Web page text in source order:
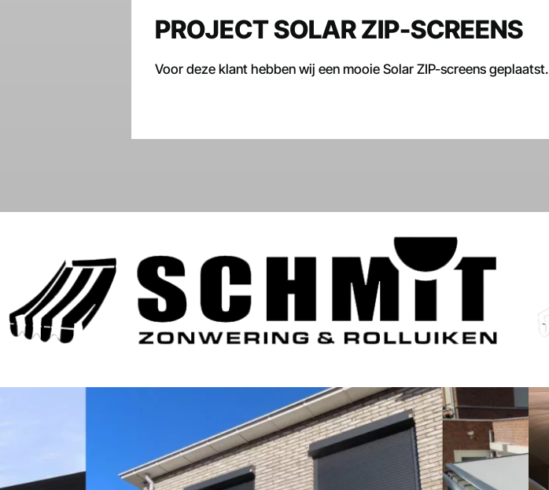
PROJECT SOLAR ZIP-SCREENS
Voor deze klant hebben wij een mooie Solar ZIP-screens geplaatst.